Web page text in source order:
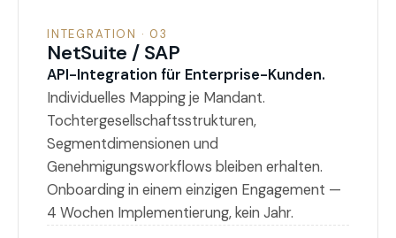
INTEGRATION · 03
NetSuite / SAP
API-Integration für Enterprise-Kunden.
Individuelles Mapping je Mandant.
Tochtergesellschaftsstrukturen,
Segmentdimensionen und
Genehmigungsworkflows bleiben erhalten.
Onboarding in einem einzigen Engagement —
4 Wochen Implementierung, kein Jahr.